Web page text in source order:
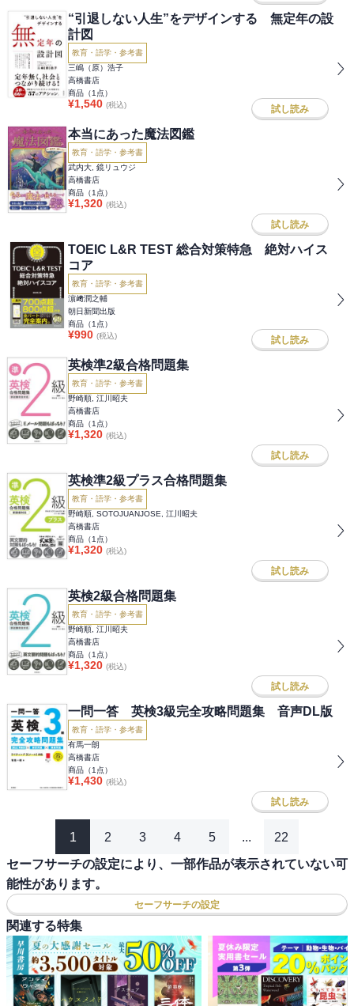
“引退しない人生”をデザインする 無定年の設
計図
教育・語学・参考書
三嶋（原）浩子
高橋書店
商品（1 点）
¥1,540 (税込) 試し読み
本当にあった魔法図鑑
教育・語学・参考書
武内大, 鏡リュウジ
高橋書店
商品（1 点）
¥1,320 (税込)
試し読み
TOEIC L&R TEST 総合対策特急 絶対ハイス
コア
教育・語学・参考書
濵﨑潤之輔
朝日新聞出版
商品（1 点）
¥990 (税込) 試し読み
英検準2級合格問題集
教育・語学・参考書
野崎順, 江川昭夫
高橋書店
商品（1 点）
¥1,320 (税込)
試し読み
英検準2級プラス合格問題集
教育・語学・参考書
野崎順, SOTOJUANJOSE, 江川昭夫
高橋書店
商品（1 点）
¥1,320 (税込)
試し読み
英検2級合格問題集
教育・語学・参考書
野崎順, 江川昭夫
高橋書店
商品（1 点）
¥1,320 (税込)
試し読み
一問一答 英検3級完全攻略問題集 音声DL版
教育・語学・参考書
有馬一朗
高橋書店
商品（1 点）
¥1,430 (税込)
試し読み
1 2 3 4 5 ... 22
セーフサーチの設定により、一部作品が表示されていない可
能性があります。
セーフサーチの設定
関連する特集